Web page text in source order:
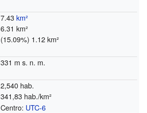
7.43km²
6.31 km²
(15.09%) 1.12 km²
331 m s. n. m.
2,540 hab.
341,83 hab./km²
Centro: UTC-6